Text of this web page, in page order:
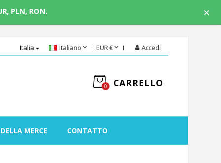
×
PLN, RON.
Italia Italiano EUR € Accedi
CARRELLO
0
MERCE CONTATTO